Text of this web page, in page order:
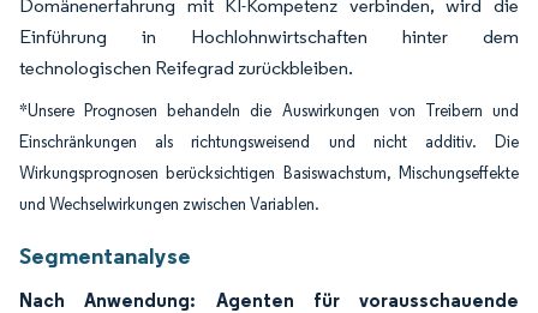
Domänenerfahrung mit KI-Kompetenz verbinden, wird die
Einführung in Hochlohnwirtschaften hinter dem
technologischen Reifegrad zurückbleiben.
*Unsere Prognosen behandeln die Auswirkungen von Treibern und
Einschränkungen als richtungsweisend und nicht additiv. Die
Wirkungsprognosen berücksichtigen Basiswachstum, Mischungseffekte
und Wechselwirkungen zwischen Variablen.
Segmentanalyse
Nach Anwendung: Agenten für vorausschauende